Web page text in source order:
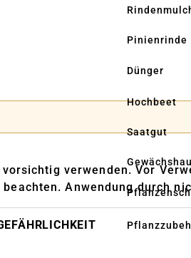
Pinienrinde
Dünger
Hochbeet
Saatgut
verwenden. Vor
beachten. Anwendung durch